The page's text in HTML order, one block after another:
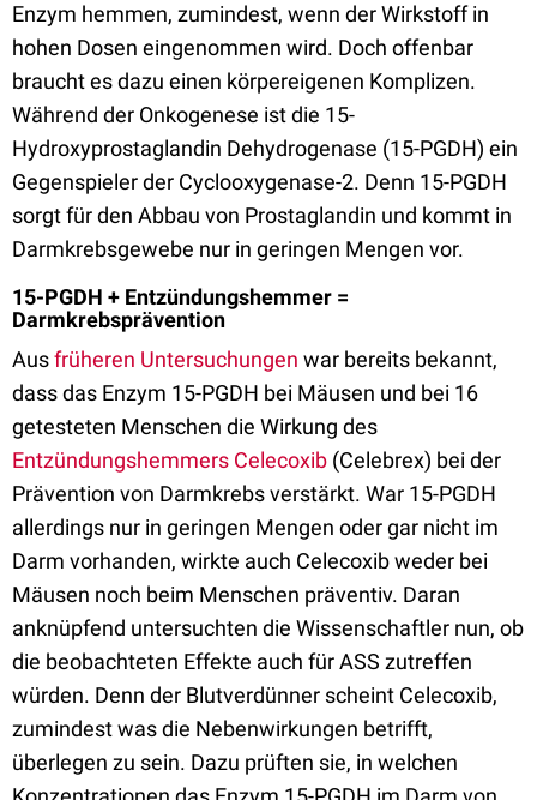
Enzym hemmen, zumindest, wenn der Wirkstoff in
hohen Dosen eingenommen wird. Doch offenbar
braucht es dazu einen körpereigenen Komplizen.
Während der Onkogenese ist die 15-
Hydroxyprostaglandin Dehydrogenase (15-PGDH) ein
Gegenspieler der Cyclooxygenase-2. Denn 15-PGDH
sorgt für den Abbau von Prostaglandin und kommt in
Darmkrebsgewebe nur in geringen Mengen vor.
15-PGDH + Entzündungshemmer =
Darmkrebsprävention
Ausfrüheren Untersuchungen war bereits bekannt,
dass das Enzym 15-PGDH bei Mäusen und bei 16
getesteten Menschen die Wirkung des
Entzündungshemmers Celecoxib (Celebrex) bei der
Prävention von Darmkrebs verstärkt. War 15-PGDH
allerdings nur in geringen Mengen oder gar nicht im
Darm vorhanden, wirkte auch Celecoxib weder bei
Mäusen noch beim Menschen präventiv. Daran
anknüpfend untersuchten die Wissenschaftler nun, ob
die beobachteten Effekte auch für ASS zutreffen
würden. Denn der Blutverdünner scheint Celecoxib,
zumindest was die Nebenwirkungen betrifft,
überlegen zu sein. Dazu prüften sie, in welchen